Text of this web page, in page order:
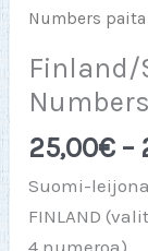
Numbers paita
Finland/
25,00€ –
Suomi-
FINLAND
4 numeroa).